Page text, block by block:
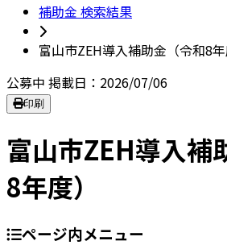
補助金 検索結果
富山市ZEH導入補助金（令和8年
公募中 掲載日：2026/07/06
印刷
富山市ZEH導入補
8年度）
ページ内メニュー